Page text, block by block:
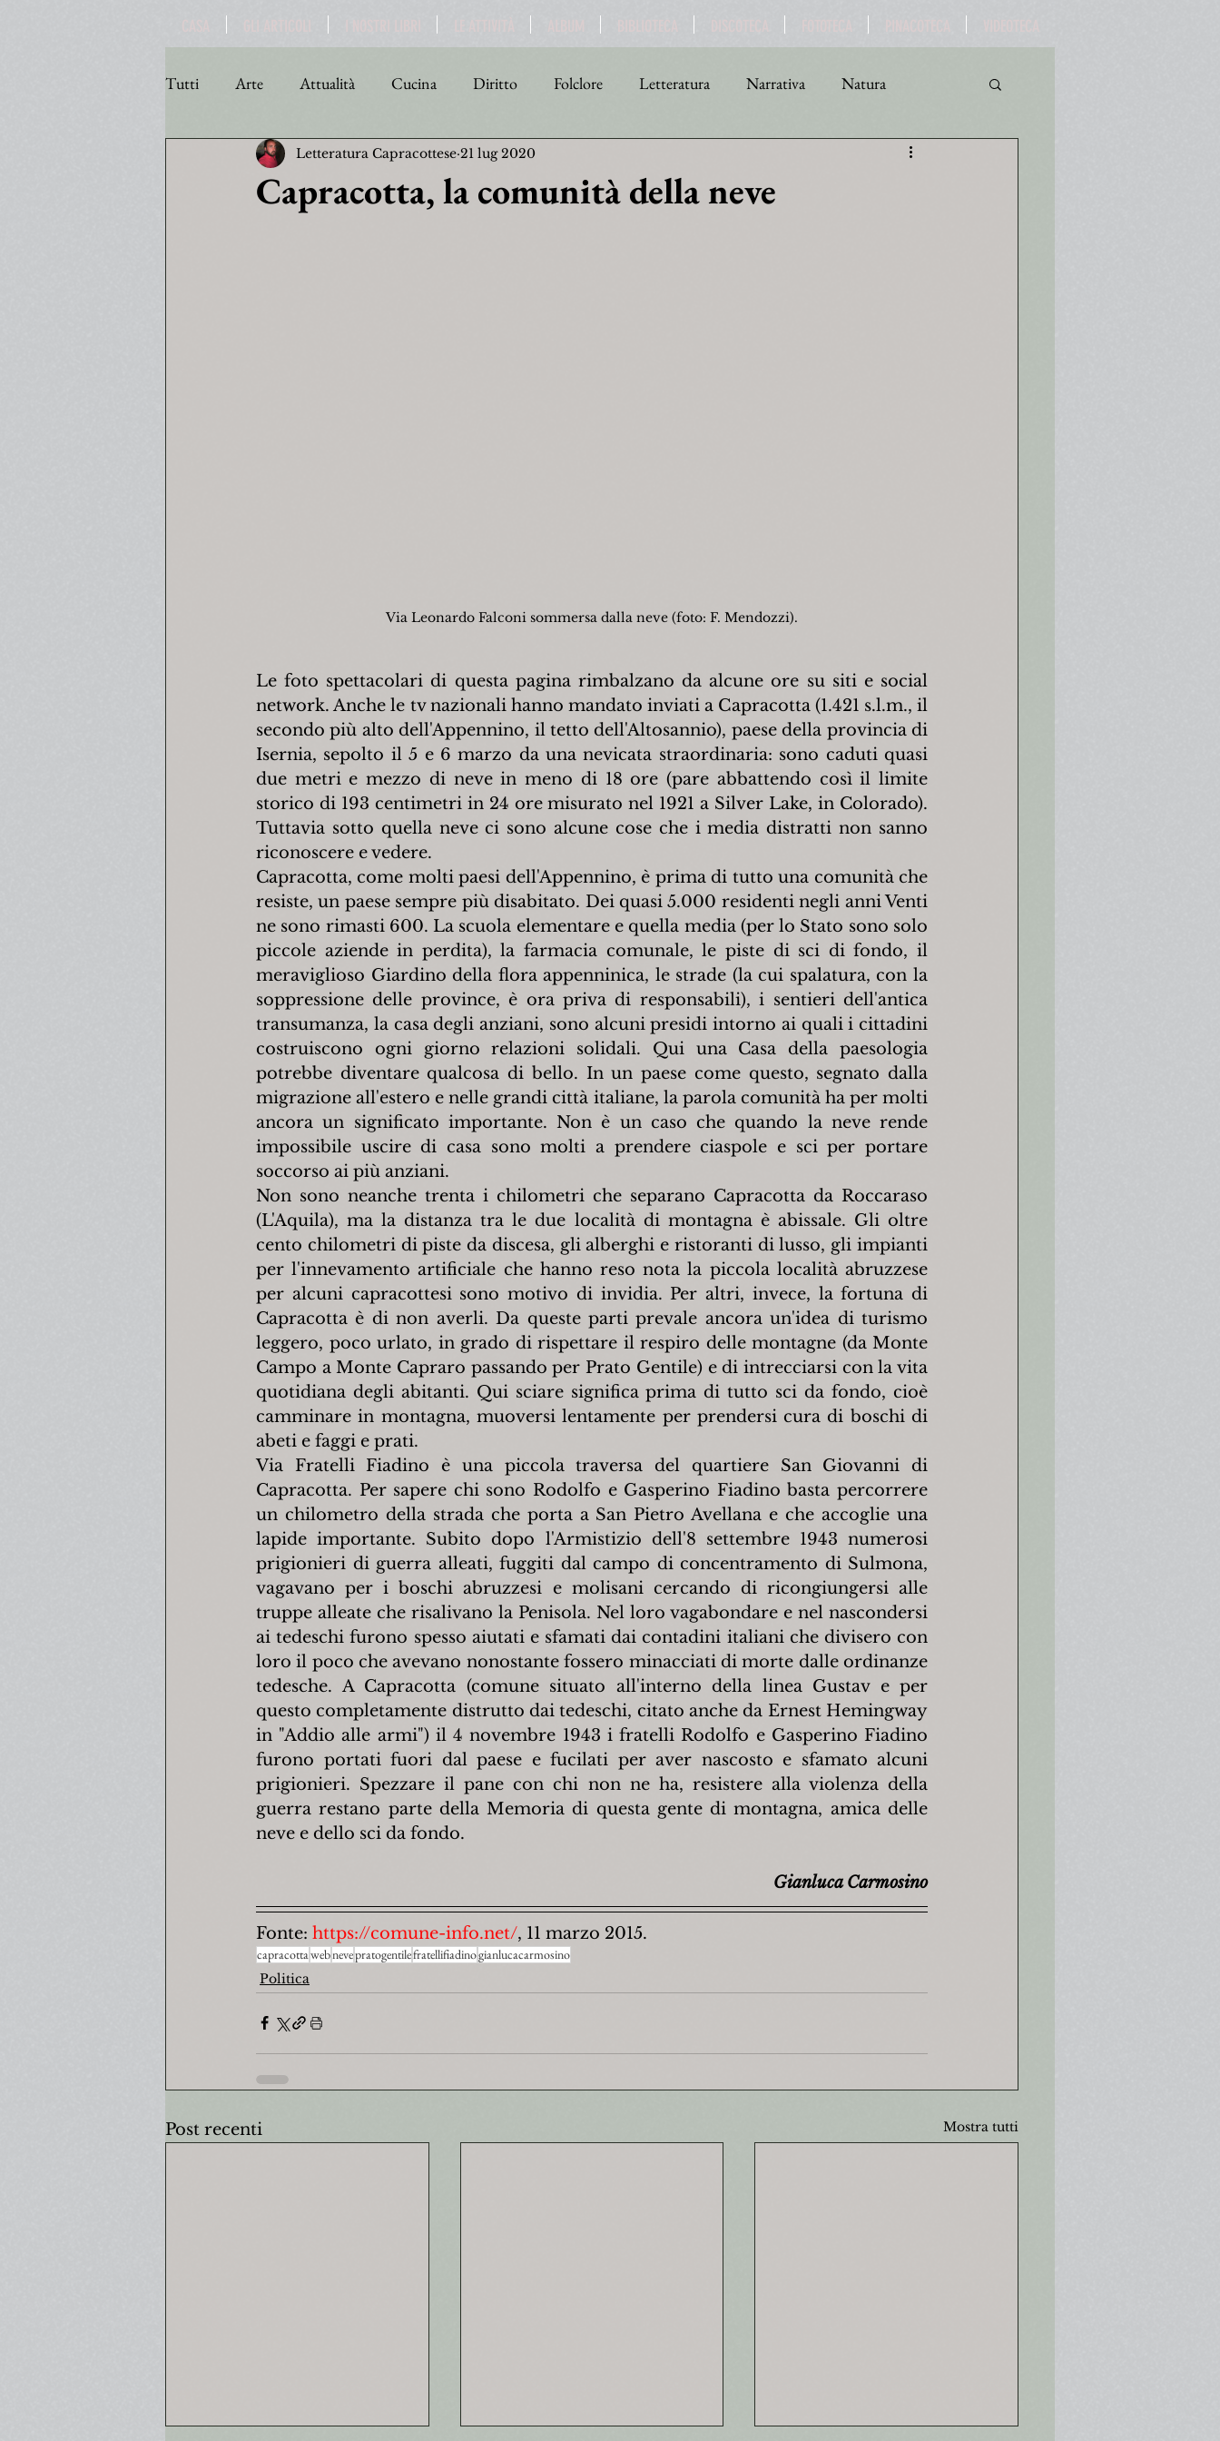
Tutti Arte Attualità Cucina Diritto Folclore Letteratura Narrativa Natura
Personaggi Poesia Politica Religione Turismo
Capracotta, la comunità della neve
Letteratura Capracottese 21 lug 2020
Via Leonardo Falconi sommersa dalla neve (foto: F. Mendozzi).
Le foto spettacolari di questa pagina rimbalzano da alcune ore su siti e social
network. Anche le tv nazionali hanno mandato inviati a Capracotta (1.421 s.l.m., il
secondo più alto dell'Appennino, il tetto dell'Altosannio), paese della provincia di
Isernia, sepolto il 5 e 6 marzo da una nevicata straordinaria: sono caduti quasi
due metri e mezzo di neve in meno di 18 ore (pare abbattendo così il limite
storico di 193 centimetri in 24 ore misurato nel 1921 a Silver Lake, in Colorado).
Tuttavia sotto quella neve ci sono alcune cose che i media distratti non sanno
riconoscere e vedere.
Capracotta, come molti paesi dell'Appennino, è prima di tutto una comunità che
resiste, un paese sempre più disabitato. Dei quasi 5.000 residenti negli anni Venti
ne sono rimasti 600. La scuola elementare e quella media (per lo Stato sono solo
piccole aziende in perdita), la farmacia comunale, le piste di sci di fondo, il
meraviglioso Giardino della flora appenninica, le strade (la cui spalatura, con la
soppressione delle province, è ora priva di responsabili), i sentieri dell'antica
transumanza, la casa degli anziani, sono alcuni presidi intorno ai quali i cittadini
costruiscono ogni giorno relazioni solidali. Qui una Casa della paesologia
potrebbe diventare qualcosa di bello. In un paese come questo, segnato dalla
migrazione all'estero e nelle grandi città italiane, la parola comunità ha per molti
ancora un significato importante. Non è un caso che quando la neve rende
impossibile uscire di casa sono molti a prendere ciaspole e sci per portare
soccorso ai più anziani.
Non sono neanche trenta i chilometri che separano Capracotta da Roccaraso
(L'Aquila), ma la distanza tra le due località di montagna è abissale. Gli oltre
cento chilometri di piste da discesa, gli alberghi e ristoranti di lusso, gli impianti
per l'innevamento artificiale che hanno reso nota la piccola località abruzzese
per alcuni capracottesi sono motivo di invidia. Per altri, invece, la fortuna di
Capracotta è di non averli. Da queste parti prevale ancora un'idea di turismo
leggero, poco urlato, in grado di rispettare il respiro delle montagne (da Monte
Campo a Monte Capraro passando per Prato Gentile) e di intrecciarsi con la vita
quotidiana degli abitanti. Qui sciare significa prima di tutto sci da fondo, cioè
camminare in montagna, muoversi lentamente per prendersi cura di boschi di
abeti e faggi e prati.
Via Fratelli Fiadino è una piccola traversa del quartiere San Giovanni di
Capracotta. Per sapere chi sono Rodolfo e Gasperino Fiadino basta percorrere
un chilometro della strada che porta a San Pietro Avellana e che accoglie una
lapide importante. Subito dopo l'Armistizio dell'8 settembre 1943 numerosi
prigionieri di guerra alleati, fuggiti dal campo di concentramento di Sulmona,
vagavano per i boschi abruzzesi e molisani cercando di ricongiungersi alle
truppe alleate che risalivano la Penisola. Nel loro vagabondare e nel nascondersi
ai tedeschi furono spesso aiutati e sfamati dai contadini italiani che divisero con
loro il poco che avevano nonostante fossero minacciati di morte dalle ordinanze
tedesche. A Capracotta (comune situato all'interno della linea Gustav e per
questo completamente distrutto dai tedeschi, citato anche da Ernest Hemingway
in "Addio alle armi") il 4 novembre 1943 i fratelli Rodolfo e Gasperino Fiadino
furono portati fuori dal paese e fucilati per aver nascosto e sfamato alcuni
prigionieri. Spezzare il pane con chi non ne ha, resistere alla violenza della
guerra restano parte della Memoria di questa gente di montagna, amica delle
neve e dello sci da fondo.
Gianluca Carmosino
Fonte: https://comune-info.net/, 11 marzo 2015.
capracottawebnevepratogentilefratellifiadinogianlucacarmosino
Politica
Post recenti Mostra tutti